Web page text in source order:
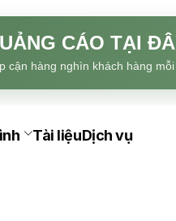
CÁO TẠI
cận hàng nghìn khách hàng
Tài liệuDịch vụ